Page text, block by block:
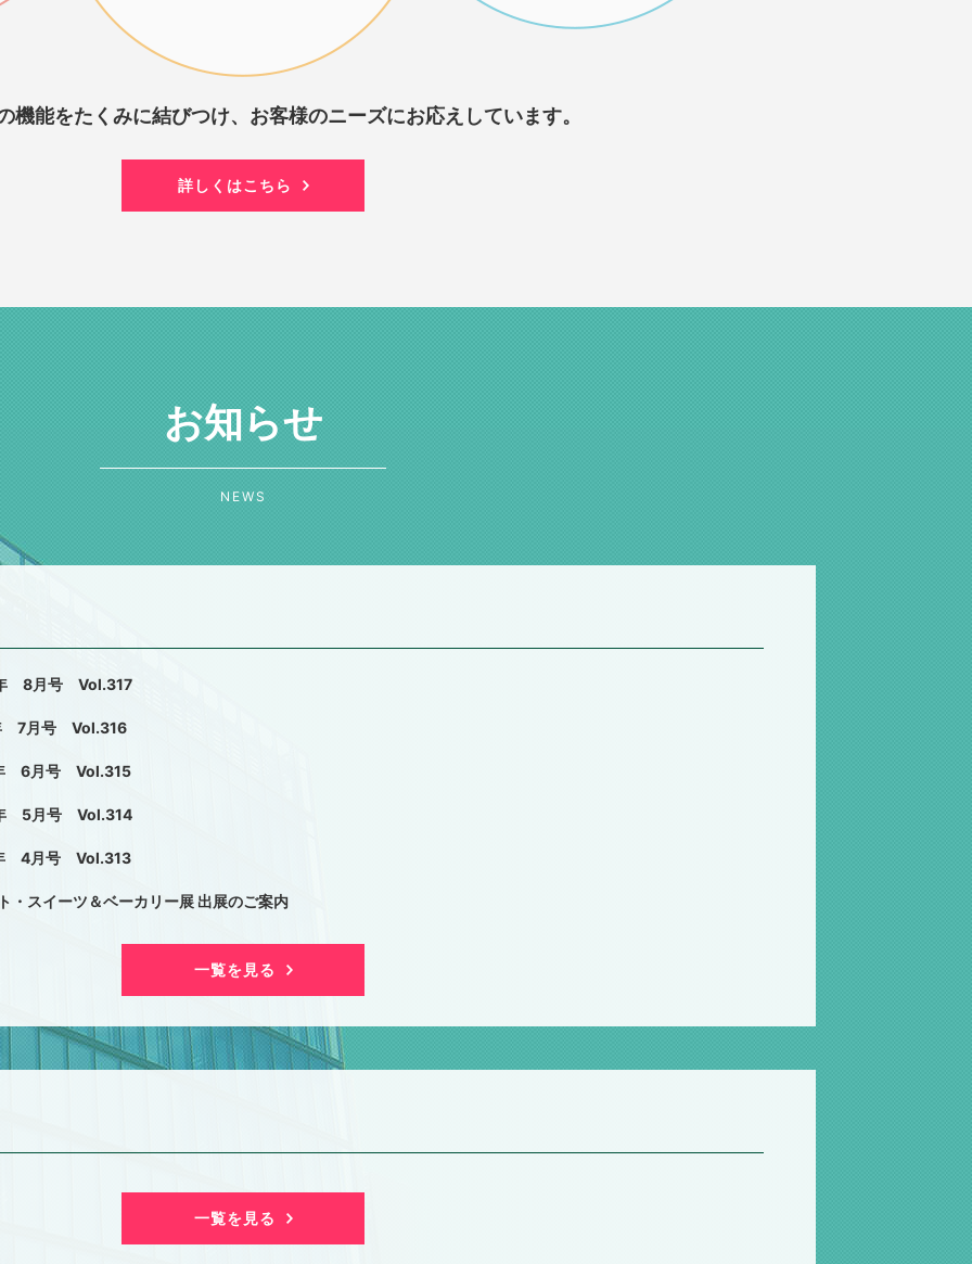
機能をたくみに結びつけ、お客様のニーズにお応えしています。
詳しくはこちら
お知らせ
NEWS
8月号 Vol.317
7月号 Vol.316
6月号 Vol.315
5月号 Vol.314
4月号 Vol.313
・スイーツ＆ベーカリー展 出展のご案内
一覧を見る
一覧を見る